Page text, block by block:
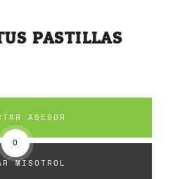
PASTILLAS
ASESOR
O
MISOTROL